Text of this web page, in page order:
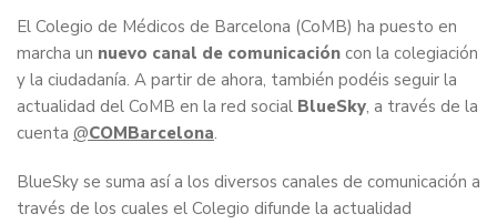
El Colegio de Médicos de Barcelona (CoMB) ha puesto en
marcha un nuevo canal de comunicación con la colegiación
y la ciudadanía. A partir de ahora, también podéis seguir la
actualidad del CoMB en la red social BlueSky, a través de la
cuenta @COMBarcelona.
BlueSky se suma así a los diversos canales de comunicación a
través de los cuales el Colegio difunde la actualidad